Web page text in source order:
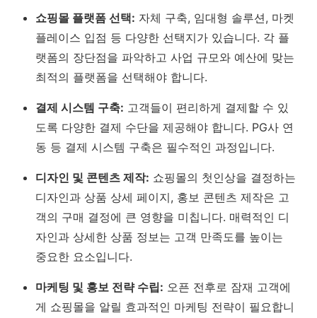
쇼핑몰 플랫폼 선택: 자체 구축, 임대형 솔루션, 마켓
플레이스 입점 등 다양한 선택지가 있습니다. 각 플
랫폼의 장단점을 파악하고 사업 규모와 예산에 맞는
최적의 플랫폼을 선택해야 합니다.
결제 시스템 구축: 고객들이 편리하게 결제할 수 있
도록 다양한 결제 수단을 제공해야 합니다. PG사 연
동 등 결제 시스템 구축은 필수적인 과정입니다.
디자인 및 콘텐츠 제작: 쇼핑몰의 첫인상을 결정하는
디자인과 상품 상세 페이지, 홍보 콘텐츠 제작은 고
객의 구매 결정에 큰 영향을 미칩니다. 매력적인 디
자인과 상세한 상품 정보는 고객 만족도를 높이는
중요한 요소입니다.
마케팅 및 홍보 전략 수립: 오픈 전후로 잠재 고객에
게 쇼핑몰을 알릴 효과적인 마케팅 전략이 필요합니